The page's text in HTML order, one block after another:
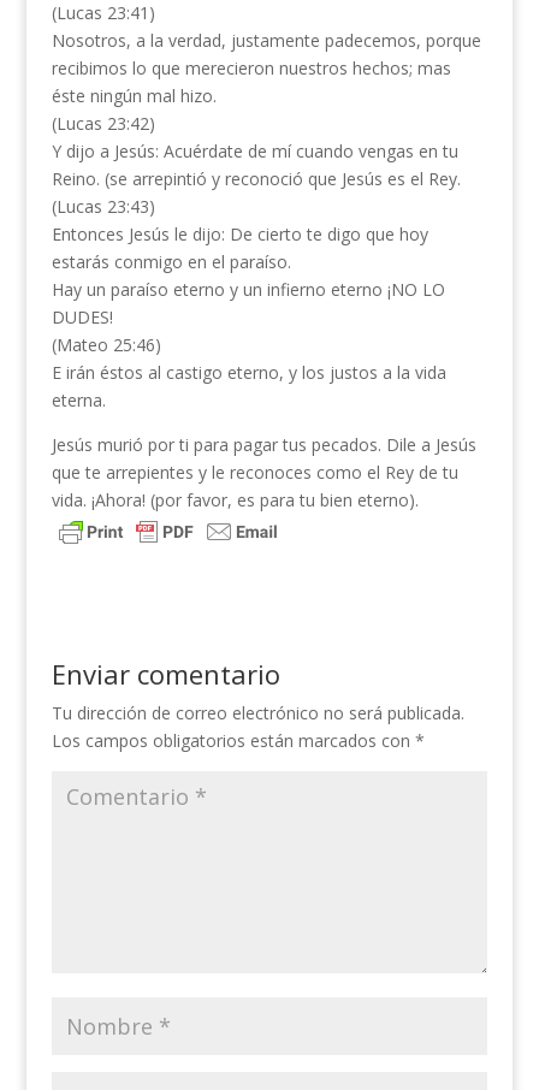
(Lucas 23:41)
Nosotros, a la verdad, justamente padecemos, porque
recibimos lo que merecieron nuestros hechos; mas
éste ningún mal hizo.
(Lucas 23:42)
Y dijo a Jesús: Acuérdate de mí cuando vengas en tu
Reino. (se arrepintió y reconoció que Jesús es el Rey.
(Lucas 23:43)
Entonces Jesús le dijo: De cierto te digo que hoy
estarás conmigo en el paraíso.
Hay un paraíso eterno y un infierno eterno ¡NO LO
DUDES!
(Mateo 25:46)
E irán éstos al castigo eterno, y los justos a la vida
eterna.
Jesús murió por ti para pagar tus pecados. Dile a Jesús
que te arrepientes y le reconoces como el Rey de tu
vida. ¡Ahora! (por favor, es para tu bien eterno).
Enviar comentario
Tu dirección de correo electrónico no será publicada.
Los campos obligatorios están marcados con *